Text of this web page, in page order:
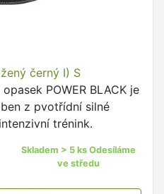
černý I) S
POWER BLACK je
z pvotřídní silné
trénink.
Skladem > 5 ks Odesíláme
ve středu